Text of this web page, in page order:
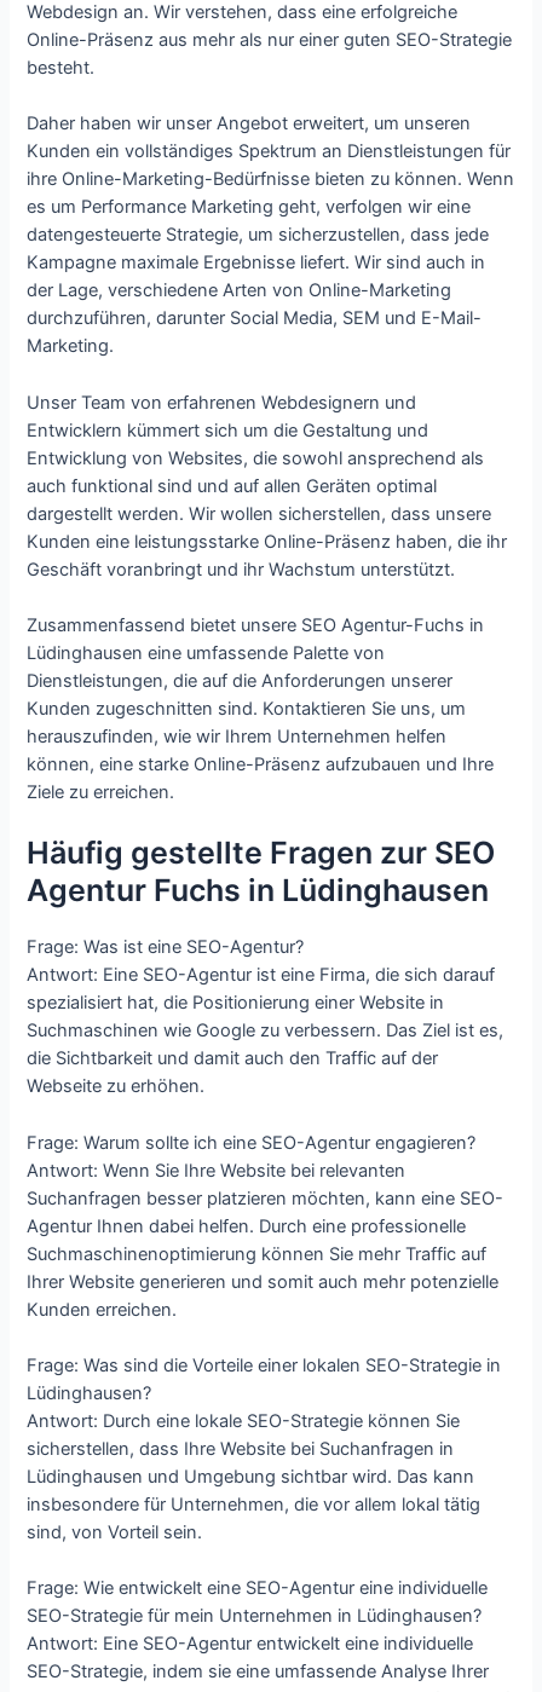
Webdesign an. Wir verstehen, dass eine erfolgreiche
Online-Präsenz aus mehr als nur einer guten SEO-Strategie
besteht.
Daher haben wir unser Angebot erweitert, um unseren
Kunden ein vollständiges Spektrum an Dienstleistungen für
ihre Online-Marketing-Bedürfnisse bieten zu können. Wenn
es um Performance Marketing geht, verfolgen wir eine
datengesteuerte Strategie, um sicherzustellen, dass jede
Kampagne maximale Ergebnisse liefert. Wir sind auch in
der Lage, verschiedene Arten von Online-Marketing
durchzuführen, darunter Social Media, SEM und E-Mail-
Marketing.
Unser Team von erfahrenen Webdesignern und
Entwicklern kümmert sich um die Gestaltung und
Entwicklung von Websites, die sowohl ansprechend als
auch funktional sind und auf allen Geräten optimal
dargestellt werden. Wir wollen sicherstellen, dass unsere
Kunden eine leistungsstarke Online-Präsenz haben, die ihr
Geschäft voranbringt und ihr Wachstum unterstützt.
Zusammenfassend bietet unsere SEO Agentur-Fuchs in
Lüdinghausen eine umfassende Palette von
Dienstleistungen, die auf die Anforderungen unserer
Kunden zugeschnitten sind. Kontaktieren Sie uns, um
herauszufinden, wie wir Ihrem Unternehmen helfen
können, eine starke Online-Präsenz aufzubauen und Ihre
Ziele zu erreichen.
Häufig gestellte Fragen zur SEO
Agentur Fuchs in Lüdinghausen
Frage: Was ist eine SEO-Agentur?
Antwort: Eine SEO-Agentur ist eine Firma, die sich darauf
spezialisiert hat, die Positionierung einer Website in
Suchmaschinen wie Google zu verbessern. Das Ziel ist es,
die Sichtbarkeit und damit auch den Traffic auf der
Webseite zu erhöhen.
Frage: Warum sollte ich eine SEO-Agentur engagieren?
Antwort: Wenn Sie Ihre Website bei relevanten
Suchanfragen besser platzieren möchten, kann eine SEO-
Agentur Ihnen dabei helfen. Durch eine professionelle
Suchmaschinenoptimierung können Sie mehr Traffic auf
Ihrer Website generieren und somit auch mehr potenzielle
Kunden erreichen.
Frage: Was sind die Vorteile einer lokalen SEO-Strategie in
Lüdinghausen?
Antwort: Durch eine lokale SEO-Strategie können Sie
sicherstellen, dass Ihre Website bei Suchanfragen in
Lüdinghausen und Umgebung sichtbar wird. Das kann
insbesondere für Unternehmen, die vor allem lokal tätig
sind, von Vorteil sein.
Frage: Wie entwickelt eine SEO-Agentur eine individuelle
SEO-Strategie für mein Unternehmen in Lüdinghausen?
Antwort: Eine SEO-Agentur entwickelt eine individuelle
SEO-Strategie, indem sie eine umfassende Analyse Ihrer